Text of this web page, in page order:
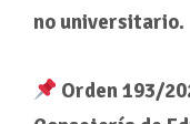
no universitario.
Orden 193/